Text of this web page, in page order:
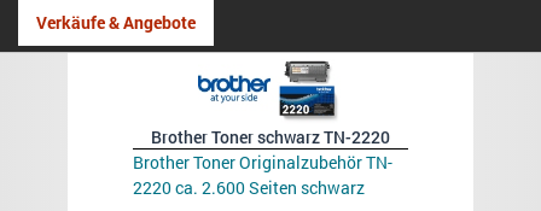
Verkäufe & Angebote
Brother Toner schwarz TN-2220
Brother Toner Originalzubehör TN-
2220 ca. 2.600 Seiten schwarz